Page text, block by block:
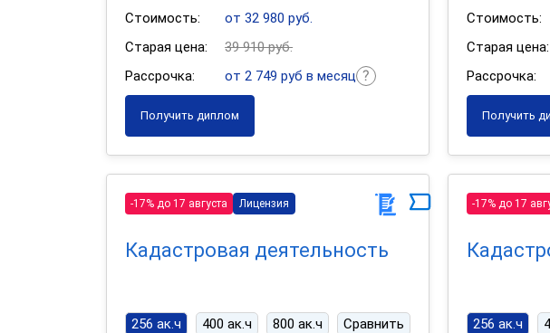
Стоимость:
от 32 980 руб.
Старая цена:
39 910 руб.
Рассрочка:
от 2 749 руб в месяц
Получить диплом
Стоимость:
Старая цена:
Рассрочка:
Получить
-17% до 17 августа Лицензия
Кадастровая деятельность
256 ак.ч 400 ак.ч 800 ак.ч Сравнить
-17% до 17
256 ак.ч